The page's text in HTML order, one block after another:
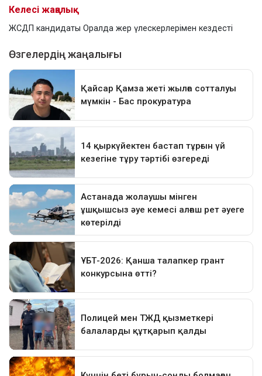
Келесі жаңалық
ЖСДП кандидаты Оралда жер үлескерлерімен кездесті